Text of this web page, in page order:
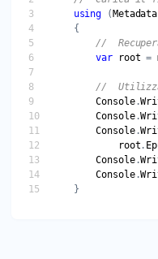
using ( Metadata
//
var
root =
//
Console.
Console.
Console.
root .
Console.
Console.